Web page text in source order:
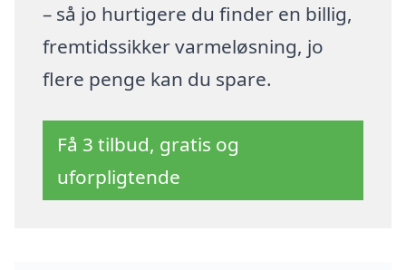
– så jo hurtigere du finder en billig,
fremtidssikker varmeløsning, jo
flere penge kan du spare.
Få 3 tilbud, gratis og
uforpligtende